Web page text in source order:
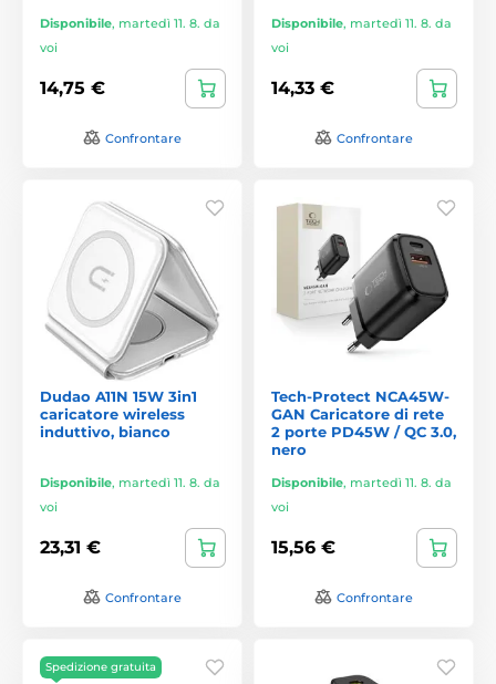
Disponibile, martedì 11. 8. da
voi
14,75 €
Confrontare
Disponibile, martedì 11. 8. da
voi
14,33 €
Confrontare
Dudao A11N 15W 3in1
caricatore wireless
induttivo, bianco
Disponibile, martedì 11. 8. da
voi
23,31 €
Confrontare
Tech-Protect NCA45W-
GAN Caricatore di rete
2 porte PD45W / QC 3.0,
nero
Disponibile, martedì 11. 8. da
voi
15,56 €
Confrontare
Spedizione gratuita